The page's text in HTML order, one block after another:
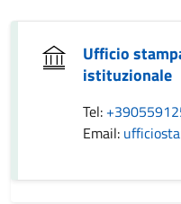
Ufficio
istituzionale
Tel:
Email: